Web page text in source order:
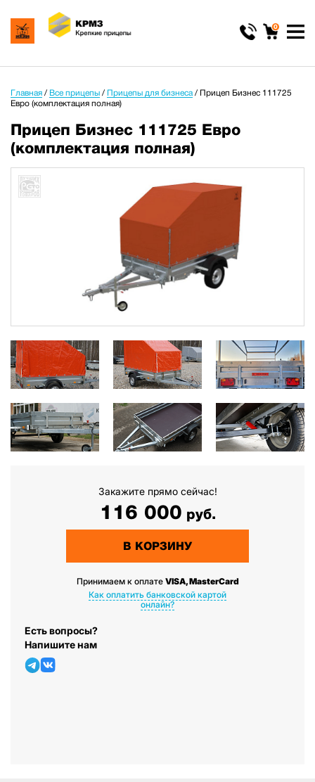
0
Главная / Все прицепы / Прицепы для бизнеса/ Прицеп Бизнес 111725
Евро (комплектация полная)
Прицеп Бизнес 111725 Евро
(комплектация полная)
Закажите прямо сейчас!
116 000 руб.
В КОРЗИНУ
Принимаем к оплате VISA, MasterCard
Как оплатить банковской картой
онлайн?
Есть вопросы?
Напишите нам